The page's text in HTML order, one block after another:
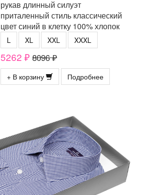
рукав длинный силуэт
приталенный стиль классический
цвет синий в клетку 100% хлопок
L XL XXL XXXL
5262 ₽ 8096 ₽
+ В корзину Подробнее